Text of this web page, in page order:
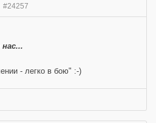
#24257
- легко в бою" :-)